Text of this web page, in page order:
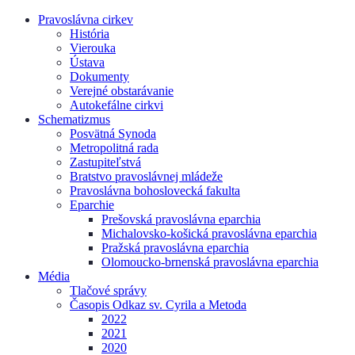
Pravoslávna cirkev
História
Vierouka
Ústava
Dokumenty
Verejné obstarávanie
Autokefálne cirkvi
Schematizmus
Posvätná Synoda
Metropolitná rada
Zastupiteľstvá
Bratstvo pravoslávnej mládeže
Pravoslávna bohoslovecká fakulta
Eparchie
Prešovská pravoslávna eparchia
Michalovsko-košická pravoslávna eparchia
Pražská pravoslávna eparchia
Olomoucko-brnenská pravoslávna eparchia
Média
Tlačové správy
Časopis Odkaz sv. Cyrila a Metoda
2022
2021
2020